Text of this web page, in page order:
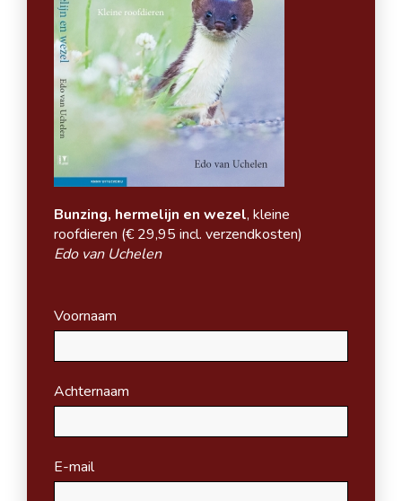
Bunzing, hermelijn en wezel, kleine
roofdieren (€ 29,95 incl. verzendkosten)
Edo van Uchelen
Voornaam
Achternaam
E-mail